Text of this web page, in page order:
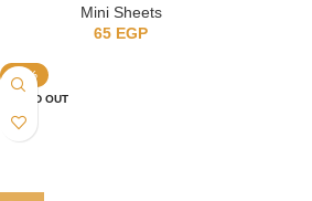
Mini Sheets
65 EGP
-10%
SOLD OUT